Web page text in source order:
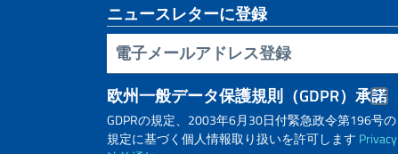
ニュースレターに登録
電子メールアドレス登録
欧州一般データ保護規則（GDPR）承諾
GDPRの規定、2003年6月30日付緊急政令第196号の
規定に基づく個人情報取り扱いを許可します Privacy